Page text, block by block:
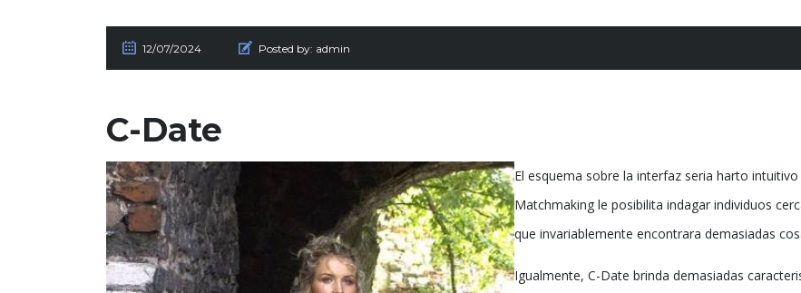
12/07/2024 Posted by: admin
C-Date
El esquema sobre la interfaz seria harto
Matchmaking le posibilita indagar individuos
que invariablemente encontrara demasiadas
Igualmente, C-Date brinda demasiadas